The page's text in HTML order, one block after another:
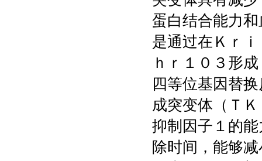
蛋白结合能力
是通过在Ｋｒ
ｈｒ１０３形
四等位基因替
成突变体（Ｔ
抑制因子１的
除时间，能够